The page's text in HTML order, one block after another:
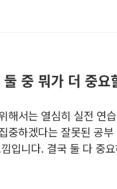
중 뭐가 더 중요
해서는 열심히 실전 연
중하겠다는 잘못된 공
입니다. 결국 둘 다 중